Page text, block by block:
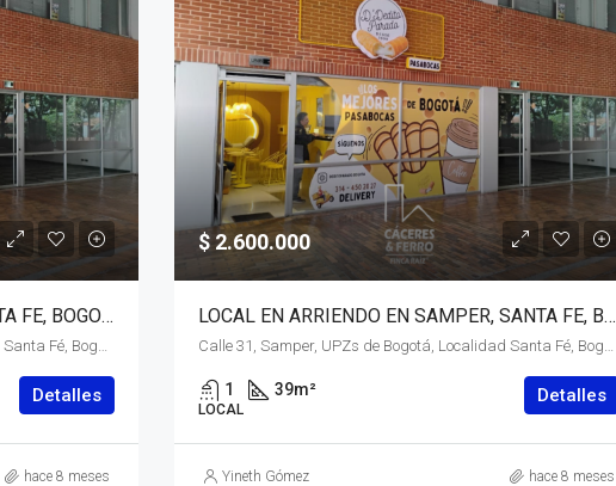
LOCAL EN VENTA EN SAMPER, SANTA FE, BOGOTÁ, D.C. – (920)
Detalles
hace 8 meses
$ 2.600.000
LOCAL EN ARRIENDO EN SAMPER, SANTA FE, BOGOTÁ, D.C. – (919)
1 39m²
LOCAL
Detalles
Yineth Gómez hace 8 meses